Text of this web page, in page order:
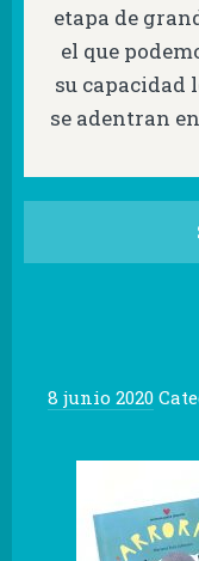
etapa de
el que
su capacidad
se adentran
8 junio 2020